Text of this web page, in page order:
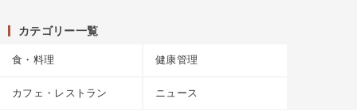
カテゴリー一覧
食・料理 健康管理
カフェ・レストラン ニュース